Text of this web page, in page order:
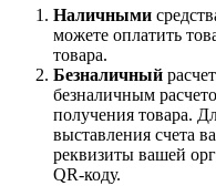
Наличными
можете оплатить
товара.
Безналичный
безналичным
получения товара.
выставления счета
реквизиты вашей
QR-коду.